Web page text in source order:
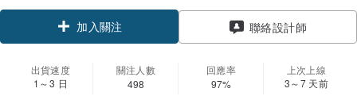
加入關注 聯絡設計師
出貨速度
1～3 日
關注人數
498
回應率
97%
上次上線
3～7 天前